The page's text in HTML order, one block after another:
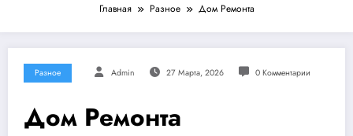
Главная Разное Дом Ремонта
Разное Admin 27 Марта, 2026 0 Комментарии
Дом Ремонта